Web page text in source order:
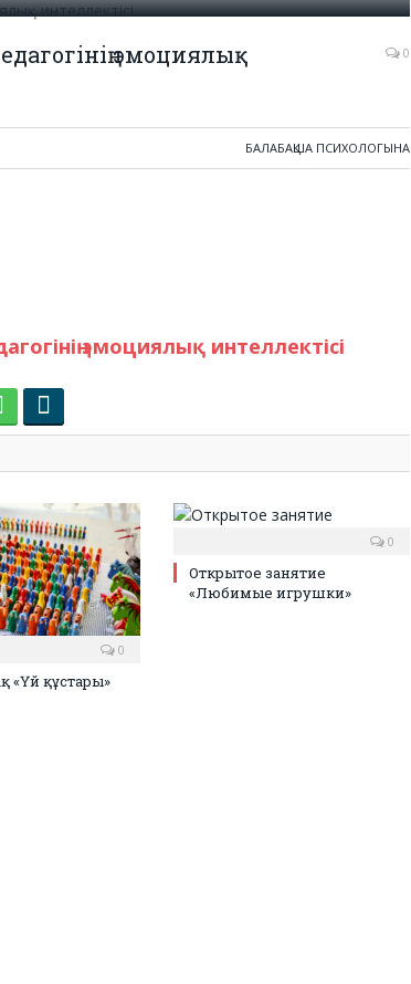
эмоциялық
0
БАЛАБАҚША ПСИХОЛОГЫНА
эмоциялық интеллектісі
0
«Үй құстары»
0
Открытое занятие
«Любимые игрушки»